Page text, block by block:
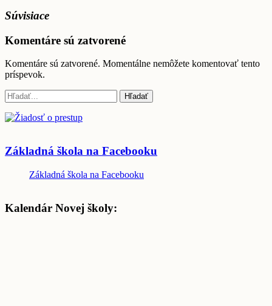
Súvisiace
Komentáre sú zatvorené
Komentáre sú zatvorené. Momentálne nemôžete komentovať tento
príspevok.
Základná škola na Facebooku
Základná škola na Facebooku
Kalendár Novej školy: